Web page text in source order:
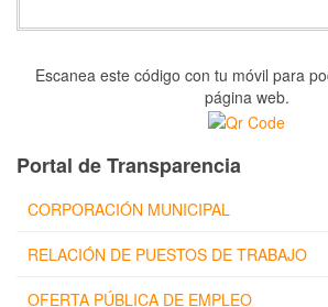
Escanea este código con tu móvil para
página web.
Portal de Transparencia
CORPORACIÓN MUNICIPAL
RELACIÓN DE PUESTOS DE TRABAJO
OFERTA PÚBLICA DE EMPLEO